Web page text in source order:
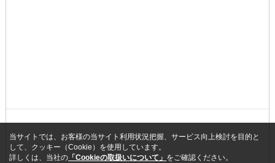
当サイトでは、お客様の当サイト利用状況把握、サービス向上検討を目的と
して、クッキー（Cookie）を使用しています。
詳しくは、当社の 「Cookieの取扱いについて」 をご確認ください。